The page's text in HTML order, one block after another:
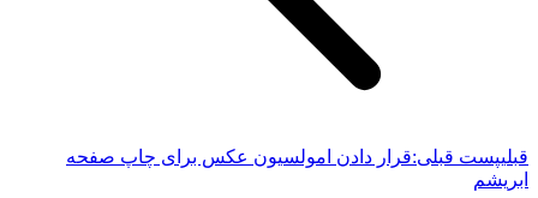
قبلیپست قبلی:قرار دادن امولسیون عکس برای چاپ صفحه
ابریشم